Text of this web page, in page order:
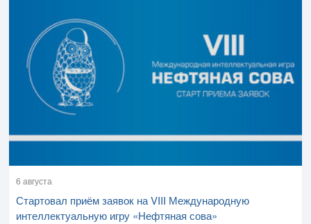
6 августа
Стартовал приём заявок на VIII Международную
интеллектуальную игру «Нефтяная сова»